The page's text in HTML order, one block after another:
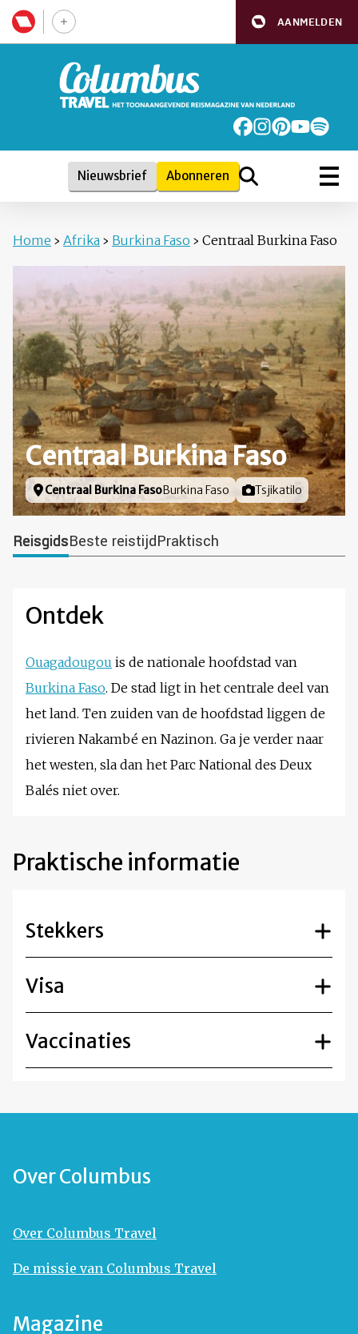
AANMELDEN
Nieuwsbrief Abonneren
Home › Afrika › Burkina Faso › Centraal Burkina Faso
Centraal Burkina Faso
Locatie
Centraal Burkina FasoBurkina Faso Foto door
Tsjikatilo
ReisgidsBeste reistijdPraktisch
Ontdek
Ouagadougou is de nationale hoofdstad van
Burkina Faso. De stad ligt in het centrale deel van
het land. Ten zuiden van de hoofdstad liggen de
rivieren Nakambé en Nazinon. Ga je verder naar
het westen, sla dan het Parc National des Deux
Balés niet over.
Praktische informatie
Stekkers
Visa
Vaccinaties
Over Columbus
Over Columbus Travel
De missie van Columbus Travel
Magazine